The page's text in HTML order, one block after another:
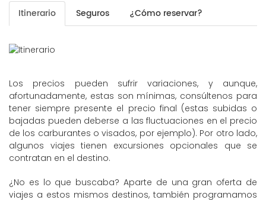
Itinerario Seguros ¿Cómo reservar?
Los precios pueden sufrir variaciones, y aunque,
afortunadamente, estas son mínimas, consúltenos para
tener siempre presente el precio final (estas subidas o
bajadas pueden deberse a las fluctuaciones en el precio
de los carburantes o visados, por ejemplo). Por otro lado,
algunos viajes tienen excursiones opcionales que se
contratan en el destino.
¿No es lo que buscaba? Aparte de una gran oferta de
viajes a estos mismos destinos, también programamos